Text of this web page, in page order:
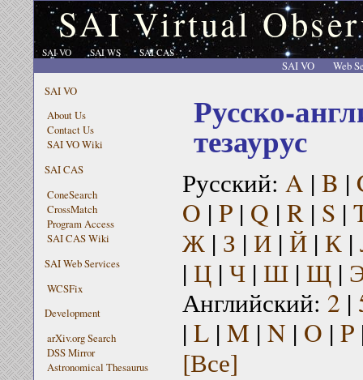
SAI Virtual
SAI VO SAI WS SAI CAS
SAI VO
Web
SAI VO
About Us
Contact Us
SAI VO Wiki
SAI CAS
ConeSearch
CrossMatch
Program Access
SAI CAS Wiki
SAI Web Services
WCSFix
Development
arXiv.org Search
DSS Mirror
Astronomical Thesaurus
Русско-
тезаурус
Русский: A | B |
O | P| Q | R| S |
Ж| З | И| Й| К|
| Ц| Ч| Ш| Щ|
Английский: 2 |
| L| M | N | O | P
[Все]